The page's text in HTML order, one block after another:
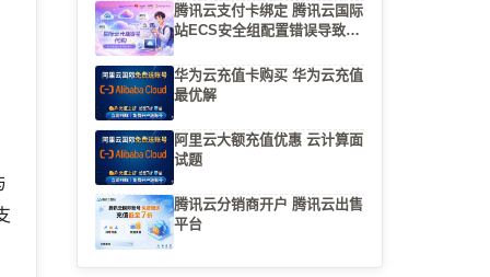
腾讯云支付卡绑定 腾讯云国际
站ECS安全组配置错误导致掉
华为云充值卡购买 华为云充值
最优解
阿里云大额充值优惠 云计算面
试题
腾讯云分销商开户 腾讯云出售
平台